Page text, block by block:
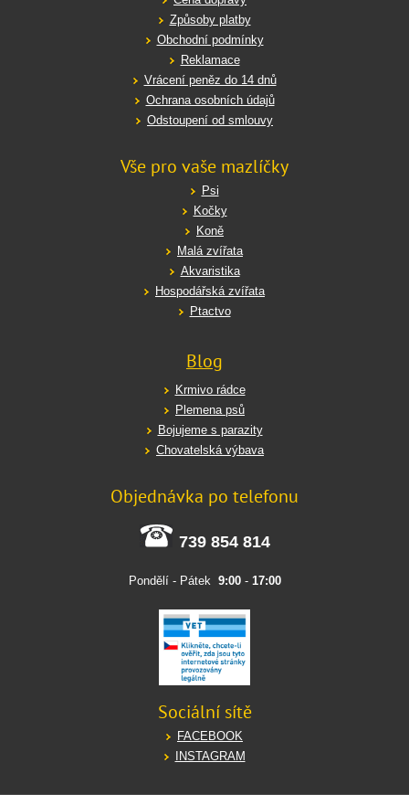
Způsoby platby
Obchodní podmínky
Reklamace
Vrácení peněz do 14 dnů
Ochrana osobních údajů
Odstoupení od smlouvy
Vše pro vaše mazlíčky
Psi
Kočky
Koně
Malá zvířata
Akvaristika
Hospodářská zvířata
Ptactvo
Blog
Krmivo rádce
Plemena psů
Bojujeme s parazity
Chovatelská výbava
Objednávka po telefonu
739 854 814
Pondělí - Pátek 9:00- 17:00
Sociální sítě
FACEBOOK
INSTAGRAM